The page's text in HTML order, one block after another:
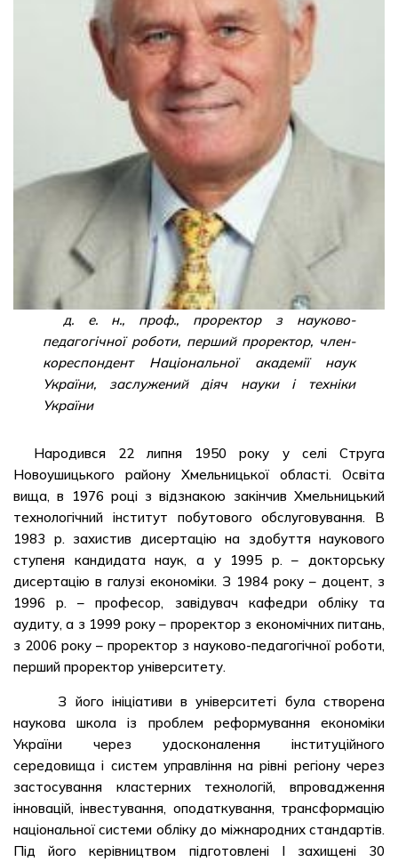
д. е. н., проф., проректор з науково-
педагогічної роботи, перший проректор, член-
кореспондент Національної академії наук
України, заслужений діяч науки і техніки
України
Народився 22 липня 1950 року у селі Струга
Новоушицького району Хмельницької області. Освіта
вища, в 1976 році з відзнакою закінчив Хмельницький
технологічний інститут побутового обслуговування. В
1983 р. захистив дисертацію на здобуття наукового
ступеня кандидата наук, а у 1995 р. – докторську
дисертацію в галузі економіки. З 1984 року – доцент, з
1996 р. – професор, завідувач кафедри обліку та
аудиту, а з 1999 року – проректор з економічних питань,
з 2006 року – проректор з науково-педагогічної роботи,
перший проректор університету.
З його ініціативи в університеті була створена
наукова школа із проблем реформування економіки
України через удосконалення інституційного
середовища і систем управління на рівні регіону через
застосування кластерних технологій, впровадження
інновацій, інвестування, оподаткування, трансформацію
національної системи обліку до міжнародних стандартів.
Під його керівництвом підготовлені І захищені 30